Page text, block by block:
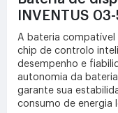
INVENTUS
A bateria compatível
chip de controlo
desempenho e
autonomia da
garante sua
consumo de energia